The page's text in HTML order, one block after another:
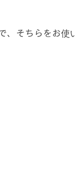
、そちらをお使